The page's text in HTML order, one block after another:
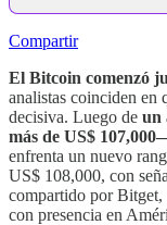
Compartir
El Bitcoin comenzó
analistas coinciden en
decisiva. Luego de un
más de US$
enfrenta un nuevo
US$ 108,000, con
compartido por Bitget,
con presencia en